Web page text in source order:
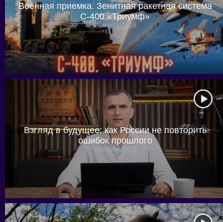
Военная приемка. Зенитная ракетная система
С-400 «Триумф»
9 августа, 2026
Взгляд в будущее: как России не повторить
ошибок прошлого
9 августа, 2026